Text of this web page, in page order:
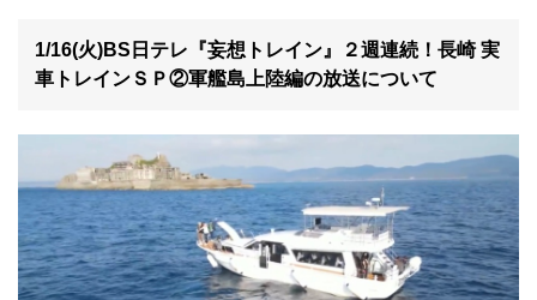
上陸の様子
教育旅行
ガイド紹介
キャンセル
団体(15名以上)のお客様
予約済みのお客様
1/16(火)BS日テレ『妄想トレイン』２週連続！長崎 実
車トレインＳＰ②軍艦島上陸編の放送について
受付場所
軍艦島デジタルミュージアム
乗船場所